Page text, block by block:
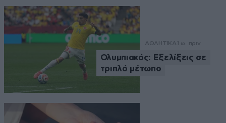
ΑΘΛΗΤΙΚΑ 1 ω. πριν
Ολυμπιακός: Εξελίξεις σε
τριπλό μέτωπο